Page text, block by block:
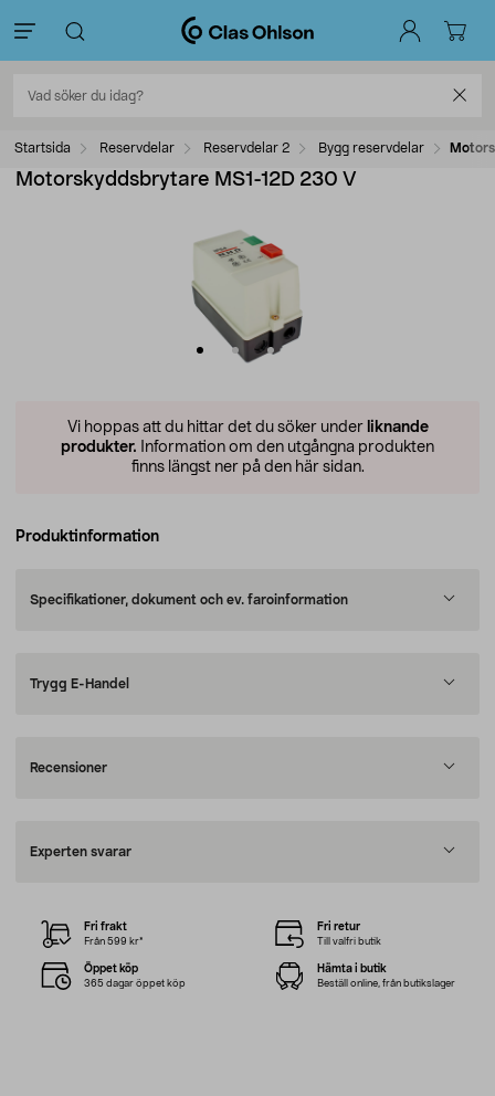
Startsida Reservdelar Reservdelar 2 Bygg reservdelar
Motorskyddsbrytare MS1-12D 230 V
Vi hoppas att du hittar det du söker under liknande
produkter. Information om den utgångna produkten
finns längst ner på den här sidan.
Produktinformation
Specifikationer, dokument och ev. faroinformation
Trygg E-Handel
Recensioner
Experten svarar
Fri frakt
Från 599 kr*
Fri retur
Till valfri butik
Öppet köp
365 dagar öppet köp
Hämta i butik
Beställ online, från butikslager